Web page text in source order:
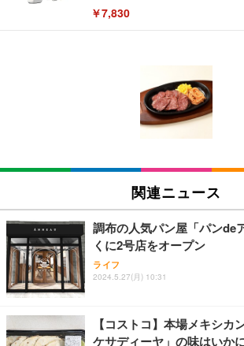
￥7,830
8 PlusミニPCゲーミング AMD
9 7940HS/8745HS/H255より上
28GB DDR5拡張可能 32GB
nk・USB4.0×2 | Win11 Pro
￥122,848
【法人向け・5年安定ビジネス
SSD】8コア16スレッド 最大
型PC 2.5G有線LAN Wi-Fi 6E
力 HDMI2.0/DP1.4/USB-C M.2
コンパクト 静音ミニPC ゲーミン
【ミニpc 最新第12世代 N95 省電
MAX ミニpc mini pc N95 4C/4T
2GB LPDDR5+512GB SSD 小型
ミニパソコン B4Plus
最大60時間再生 2026年最新
ースイヤホン 全音域HIFI音質低
両耳 WEB会議/運動/ゲーム/通学
用iPhone/Android対応 (002
Grithope イヤホン タイプC【
重低音 遅延なし
Lightning to 3.5mm イヤホンジ
証 【ハイレゾ音質】 内蔵DAC
6KHz 音量調節対応
チ対応 耐荷重:9kg ガス式 VESA
DPA-SS02BK
エレコム モニターアーム ワイ
ケット付属 関節5軸 DPA-SS11BK
エレコム モニターアーム ディス
グル ロング 17~32インチ対応 耐
対応 ブラック DPAWSN01BK
関連ニュース
調布の人気パン屋「パンde
くに2号店をオープン
ライフ
2024.5.27(月) 10:31
【コストコ】本場メキシカ
ケサディーヤ」の味はいか